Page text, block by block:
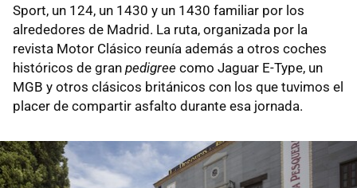
Sport, un 124, un 1430 y un 1430 familiar por los
alrededores de Madrid. La ruta, organizada por la
revista Motor Clásico reunía además a otros coches
históricos de gran pedigree como Jaguar E-Type, un
MGB y otros clásicos británicos con los que tuvimos el
placer de compartir asfalto durante esa jornada.